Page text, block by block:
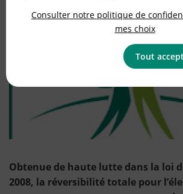
Obtenue de haute lutte dans la loi
2008, la réversibilité totale pour
Consulter notre politique de
mes choix
Tout